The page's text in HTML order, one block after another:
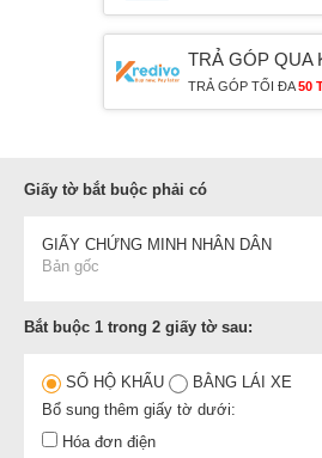
TRẢ GÓP QUA
TRẢ GÓP TỐI ĐA50
Giấy tờ bắt buộc phải có
GIẤY CHỨNG MINH NHÂN DÂN
Bản gốc
Bắt buộc 1 trong 2 giấy tờ sau:
SỔ HỘ KHẨU
BẰNG LÁI XE
Bổ sung thêm giấy tờ dưới:
Hóa đơn điện